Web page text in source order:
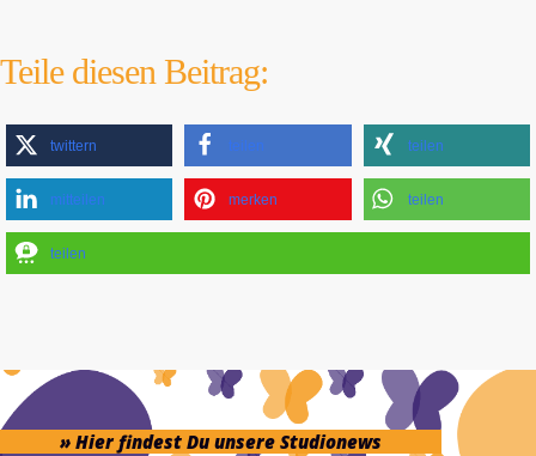
Teile diesen Beitrag:
twittern teilen teilen
mitteilen merken teilen
teilen
» Hier findest Du unsere Studionews